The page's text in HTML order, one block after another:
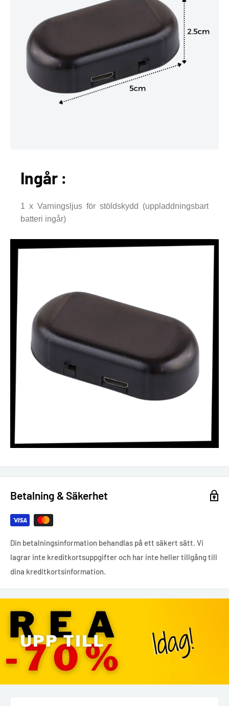
Ingår :
1 x Varningsljus för stöldskydd (uppladdningsbart
batteri ingår)
Betalning & Säkerhet
Din betalningsinformation behandlas på ett säkert sätt. Vi
lagrar inte kreditkortsuppgifter och har inte heller tillgång till
dina kreditkortsinformation.